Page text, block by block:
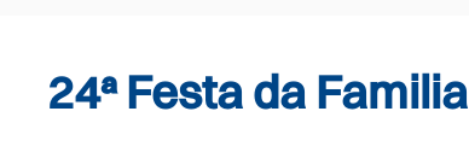
24ª Festa da Familia